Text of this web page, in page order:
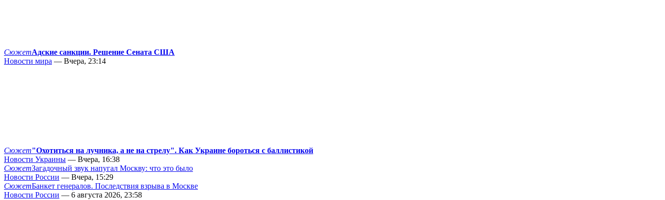
СюжетАдские санкции. Решение Сената США
Новости мира — Вчера, 23:14
Сюжет"Охотиться на лучника, а не на стрелу". Как Украине бороться с баллистикой
Новости Украины — Вчера, 16:38
СюжетЗагадочный звук напугал Москву: что это было
Новости России — Вчера, 15:29
СюжетБанкет генералов. Последствия взрыва в Москве
Новости России — 6 августа 2026, 23:58